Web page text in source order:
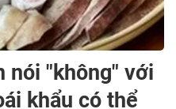
nói "không" với
khẩu có thể